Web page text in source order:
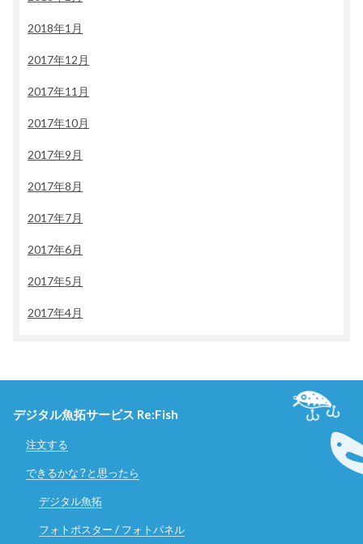
2018年1月
2017年12月
2017年11月
2017年10月
2017年9月
2017年8月
2017年7月
2017年6月
2017年5月
2017年4月
デジタル魚拓サービス Re:Fish
注文する
できるかな？と思ったら
デジタル魚拓
フォトポスター / フォトパネル